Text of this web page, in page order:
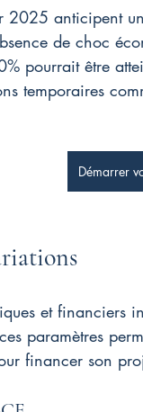
anticipent
de choc
pourrait être
temporaires
Démarrer
et financiers
paramètres
financer son